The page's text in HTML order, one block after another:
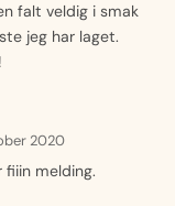
falt veldig i smak
jeg har laget.
2020
fiiin melding.